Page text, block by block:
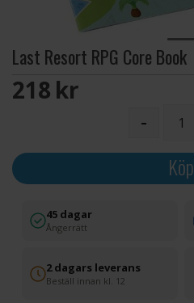
Last Resort RPG Core Book
218 SEK
-
Köp
45 dagar
Ångerrätt
2 dagars leverans
Beställ innan kl. 12